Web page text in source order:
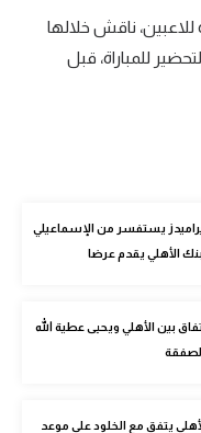
ناقش خلالها
للمباراة، قبل
يستفسر من الإسماعيلي
الأهلي يقدم عرضا
بين الأهلي ويحيى عطية الله
يتفق مع الخلود على موعد